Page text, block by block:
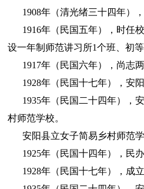
1908年（清光绪三十四年）
1916年（民国五年），时任
设一年制师范讲习所1个班、初等
1917年（民国六年），尚志
1928年（民国十七年），安
1935年（民国二十四年），
村师范学校。
安阳县立女子简易乡村师范
1925年（民国十四年），民
1928年（民国十七年），成